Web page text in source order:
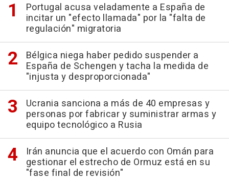
Portugal acusa veladamente a España de
incitar un "efecto llamada" por la "falta de
regulación" migratoria
Bélgica niega haber pedido suspender a
España de Schengen y tacha la medida de
"injusta y desproporcionada"
Ucrania sanciona a más de 40 empresas y
personas por fabricar y suministrar armas y
equipo tecnológico a Rusia
Irán anuncia que el acuerdo con Omán para
gestionar el estrecho de Ormuz está en su
"fase final de revisión"